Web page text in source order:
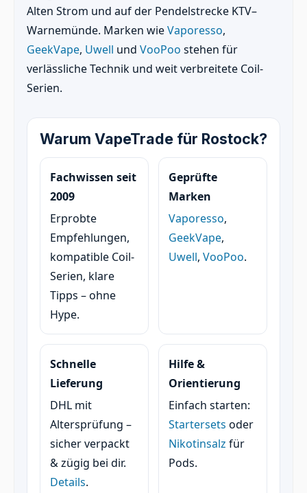
Alten Strom und auf der Pendelstrecke KTV–
Warnemünde. Marken wieVaporesso,
GeekVape, Uwell und VooPoo stehen für
verlässliche Technik und weit verbreitete Coil-
Serien.
Warum VapeTrade für Rostock?
Fachwissen seit
2009
Erprobte
Empfehlungen,
kompatible Coil-
Serien, klare
Tipps – ohne
Hype.
Geprüfte
Marken
Vaporesso,
GeekVape,
Uwell, VooPoo.
Schnelle
Lieferung
DHL mit
Altersprüfung –
sicher verpackt
& zügig bei dir.
Details.
Hilfe &
Orientierung
Einfach starten:
Startersets oder
Nikotinsalz für
Pods.